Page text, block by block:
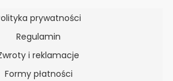
prywatności
Regulamin
i reklamacje
Formy płatności